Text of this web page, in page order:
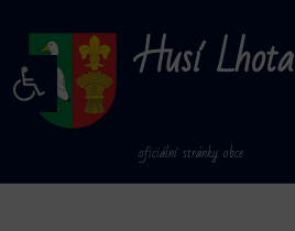
Open toolbar
content
Husí Lhota
oficiální stránky obce